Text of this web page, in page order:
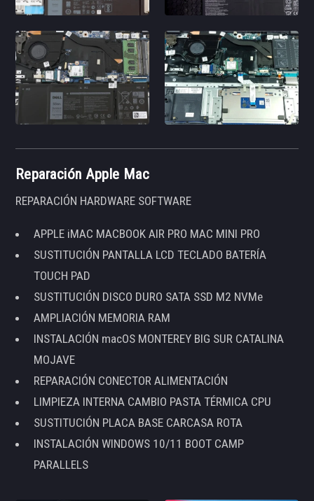
Reparación Apple Mac
REPARACIÓN HARDWARE SOFTWARE
APPLE iMAC MACBOOK AIR PRO MAC MINI PRO
SUSTITUCIÓN PANTALLA LCD TECLADO BATERÍA
TOUCH PAD
SUSTITUCIÓN DISCO DURO SATA SSD M2 NVMe
AMPLIACIÓN MEMORIA RAM
INSTALACIÓN macOS MONTEREY BIG SUR CATALINA
MOJAVE
REPARACIÓN CONECTOR ALIMENTACIÓN
LIMPIEZA INTERNA CAMBIO PASTA TÉRMICA CPU
SUSTITUCIÓN PLACA BASE CARCASA ROTA
INSTALACIÓN WINDOWS 10/11 BOOT CAMP
PARALLELS